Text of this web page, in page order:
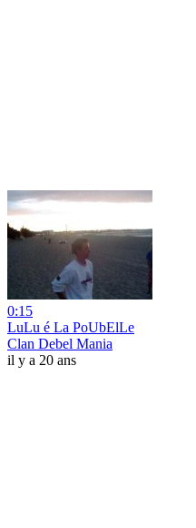
0:15
LuLu é La PoUbElLe
Clan Debel Mania
il y a 20 ans